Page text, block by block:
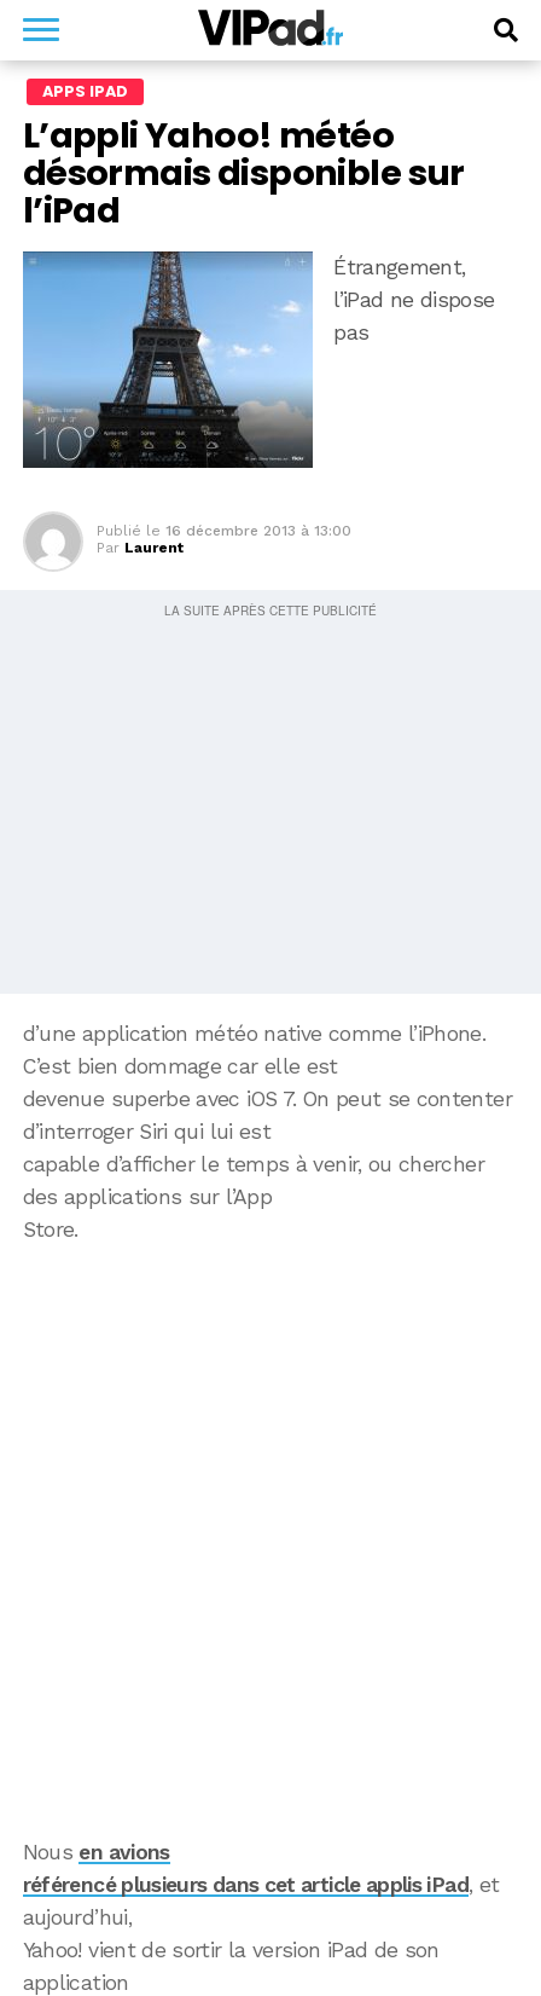
APPS IPAD
L’appli Yahoo! météo
désormais disponible sur
l’iPad
Étrangement,
l’iPad ne dispose
pas
Publié le 16 décembre 2013 à 13:00
Par Laurent
d’une application météo native comme l’iPhone.
C’est bien dommage car elle est
devenue superbe avec iOS 7. On peut se contenter
d’interroger Siri qui lui est
capable d’afficher le temps à venir, ou chercher
des applications sur l’App
Store.
Nous en avions
référencé plusieurs dans cet article applis iPad, et
aujourd’hui,
Yahoo! vient de sortir la version iPad de son
application